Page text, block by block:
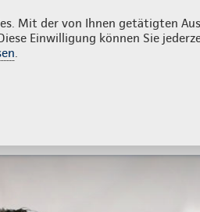
Mit der von Ihnen getätigten
Einwilligung können Sie
.